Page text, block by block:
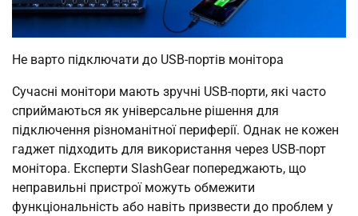
Не варто підключати до USB-портів монітора
Сучасні монітори мають зручні USB-порти, які часто
сприймаються як універсальне рішення для
підключення різноманітної периферії. Однак не кожен
гаджет підходить для використання через USB-порт
монітора. Експерти SlashGear попереджають, що
неправильні пристрої можуть обмежити
функціональність або навіть призвести до проблем у